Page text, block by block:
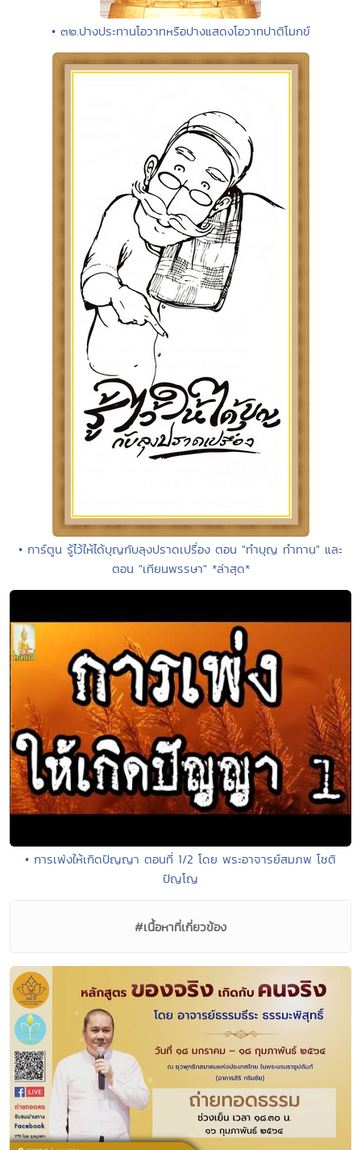
• ๓๒.ปางประทานโอวาทหรือปางแสดงโอวาทปาติโมกข์
• การ์ตูน รู้ไว้ให้ได้บุญกับลุงปราดเปรื่อง ตอน "ทำบุญ ทำทาน" และ
ตอน "เทียนพรรษา" *ล่าสุด*
• การเพ่งให้เกิดปัญญา ตอนที่ 1/2 โดย พระอาจารย์สมภพ โชติ
ปัญโญ
#เนื้อหาที่เกี่ยวข้อง